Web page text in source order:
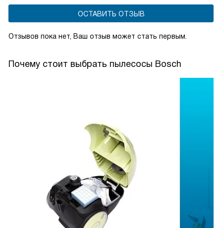
ОСТАВИТЬ ОТЗЫВ
Отзывов пока нет, Ваш отзыв может стать первым.
Почему стоит выбрать пылесосы Bosch